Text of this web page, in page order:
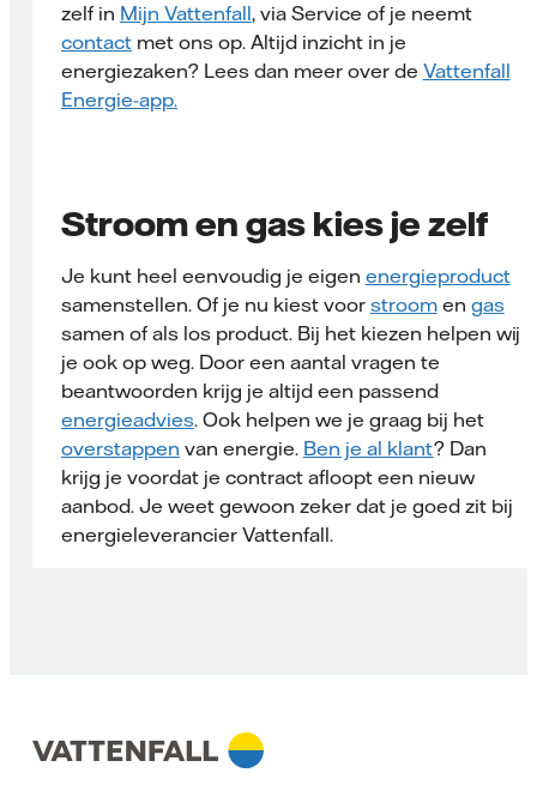
zelf in Mijn Vattenfall, via Service of je neemt
contactmet ons op. Altijd inzicht in je
energiezaken? Lees dan meer over de Vattenfall
Energie-app.
Stroom en gas kies je zelf
Je kunt heel eenvoudig je eigen energieproduct
samenstellen. Of je nu kiest voor stroomen gas
samen of als los product. Bij het kiezen helpen wij
je ook op weg. Door een aantal vragen te
beantwoorden krijg je altijd een passend
energieadvies. Ook helpen we je graag bij het
overstappen van energie. Ben je al klant? Dan
krijg je voordat je contract afloopt een nieuw
aanbod. Je weet gewoon zeker dat je goed zit bij
energieleverancier Vattenfall.